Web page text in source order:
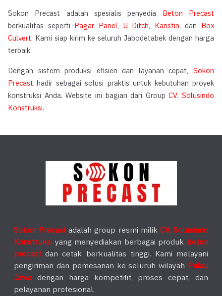
Sokon Precast adalah spesialis penyedia Beton Precast
berkualitas seperti Pagar Panel, U Ditch, Kanstin, dan Box
Culvert. Kami siap kirim ke seluruh Jabodetabek dengan harga
terbaik.
Dengan sistem produksi efisien dan layanan cepat, Sokon
Precast hadir sebagai solusi praktis untuk kebutuhan proyek
konstruksi Anda. Website ini bagian dari GroupCV. Solusindo
Konstruksi.
Sokon Precast adalah group resmi milik CV. Solusindo
Konstruksi yang menyediakan berbagai produk beton
precast dan cetak berkualitas tinggi. Kami melayani
pengiriman dan pemesanan ke seluruh wilayah Pulau
Jawadengan harga kompetitif, proses cepat, dan
pelayanan profesional.